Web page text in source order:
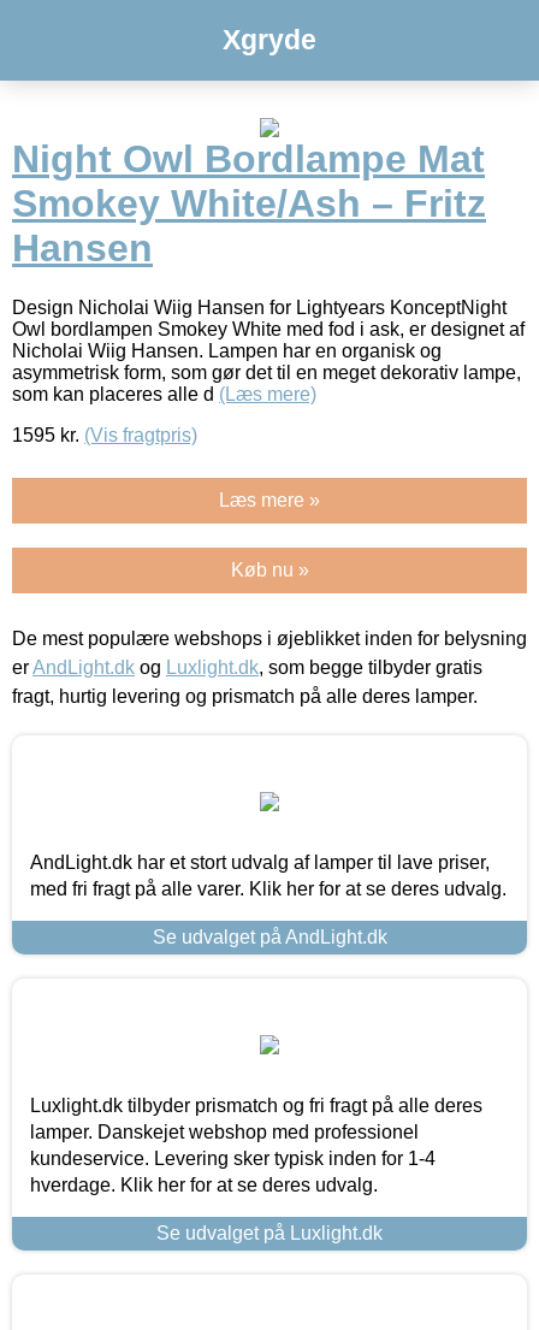
Xgryde
Night Owl Bordlampe Mat
Smokey White/Ash – Fritz
Hansen
Design Nicholai Wiig Hansen for Lightyears KonceptNight
Owl bordlampen Smokey White med fod i ask, er designet af
Nicholai Wiig Hansen. Lampen har en organisk og
asymmetrisk form, som gør det til en meget dekorativ lampe,
som kan placeres alle d (Læs mere)
1595 kr. (Vis fragtpris)
Læs mere »
Køb nu »
De mest populære webshops i øjeblikket inden for belysning
erAndLight.dk og Luxlight.dk, som begge tilbyder gratis
fragt, hurtig levering og prismatch på alle deres lamper.
AndLight.dk har et stort udvalg af lamper til lave priser,
med fri fragt på alle varer. Klik her for at se deres udvalg.
Se udvalget på AndLight.dk
Luxlight.dk tilbyder prismatch og fri fragt på alle deres
lamper. Danskejet webshop med professionel
kundeservice. Levering sker typisk inden for 1-4
hverdage. Klik her for at se deres udvalg.
Se udvalget på Luxlight.dk